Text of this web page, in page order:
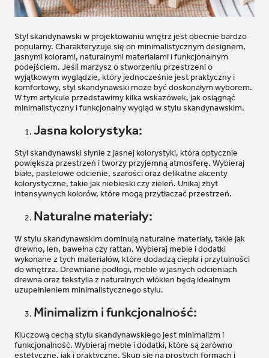
Styl skandynawski w projektowaniu wnętrz jest obecnie bardzo
popularny. Charakteryzuje się on minimalistycznym designem,
jasnymi kolorami, naturalnymi materiałami i funkcjonalnym
podejściem. Jeśli marzysz o stworzeniu przestrzeni o
wyjątkowym wyglądzie, który jednocześnie jest praktyczny i
komfortowy, styl skandynawski może być doskonałym wyborem.
W tym artykule przedstawimy kilka wskazówek, jak osiągnąć
minimalistyczny i funkcjonalny wygląd w stylu skandynawskim.
Jasna kolorystyka:
Styl skandynawski słynie z jasnej kolorystyki, która optycznie
powiększa przestrzeń i tworzy przyjemną atmosferę. Wybieraj
białe, pastelowe odcienie, szarości oraz delikatne akcenty
kolorystyczne, takie jak niebieski czy zieleń. Unikaj zbyt
intensywnych kolorów, które mogą przytłaczać przestrzeń.
Naturalne materiały:
W stylu skandynawskim dominują naturalne materiały, takie jak
drewno, len, bawełna czy rattan. Wybieraj meble i dodatki
wykonane z tych materiałów, które dodadzą ciepła i przytulności
do wnętrza. Drewniane podłogi, meble w jasnych odcieniach
drewna oraz tekstylia z naturalnych włókien będą idealnym
uzupełnieniem minimalistycznego stylu.
Minimalizm i funkcjonalność:
Kluczową cechą stylu skandynawskiego jest minimalizm i
funkcjonalność. Wybieraj meble i dodatki, które są zarówno
estetyczne, jak i praktyczne. Skup się na prostych formach i